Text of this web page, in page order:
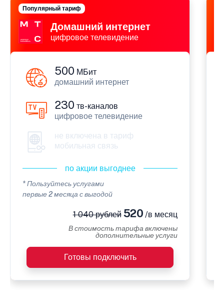
Домашний интернет
цифровое телевидение
Популярный тариф
500 МБит
домашний интернет
230 тв-каналов
цифровое телевидение
не включена в тариф
мобильная связь
по акции выгоднее
* Пользуйтесь услугами
первые 2 месяца с выгодой
1 040 рублей520 /в месяц
В стоимость тарифа включены
дополнительные услуги
Готовы подключить